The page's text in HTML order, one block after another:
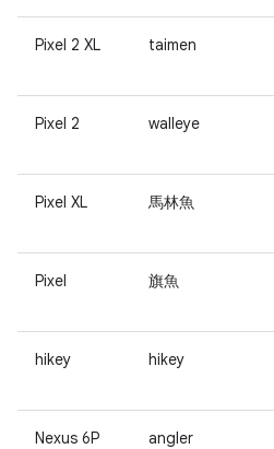
Pixel 2 XL taimen
Pixel 2 walleye
Pixel XL 馬林魚
Pixel 旗魚
hikey hikey
Nexus 6P angler